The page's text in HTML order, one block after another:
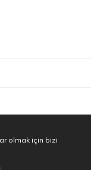
olmak için bizi